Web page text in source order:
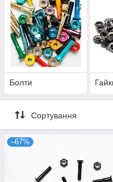
Болти
Сортування
–67%